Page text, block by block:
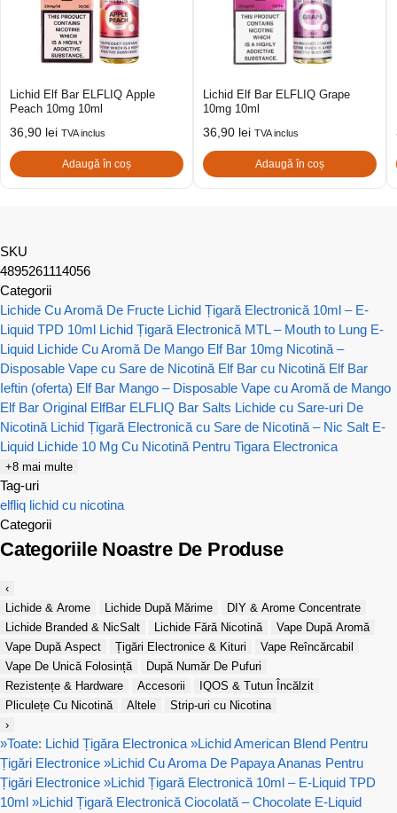
Lichid Elf Bar ELFLIQ Apple
Peach 10mg 10ml
36,90 lei TVA inclus
Adaugă în coș
Lichid Elf Bar ELFLIQ Grape
10mg 10ml
36,90 lei TVA inclus
Adaugă în coș
SKU
4895261114056
Categorii
Lichide Cu Aromă De Fructe Lichid Țigară Electronică 10ml – E-
Liquid TPD 10ml Lichid Țigară Electronică MTL – Mouth to Lung E-
Liquid Lichide Cu Aromă De Mango Elf Bar 10mg Nicotină –
Disposable Vape cu Sare de Nicotină Elf Bar cu Nicotină Elf Bar
Ieftin (oferta) Elf Bar Mango – Disposable Vape cu Aromă de Mango
Elf Bar Original ElfBar ELFLIQ Bar Salts Lichide cu Sare-uri De
Nicotină Lichid Țigară Electronică cu Sare de Nicotină – Nic Salt E-
Liquid Lichide 10 Mg Cu Nicotină Pentru Tigara Electronica
+8 mai multe
Tag-uri
elfliq lichid cu nicotina
Categorii
Categoriile Noastre De Produse
‹
Lichide & Arome
Lichide După Mărime
DIY & Arome Concentrate
Lichide Branded & NicSalt
Lichide Fără Nicotină
Vape După Aromă
Vape După Aspect
Țigări Electronice & Kituri
Vape Reîncărcabil
Vape De Unică Folosință
După Număr De Pufuri
Rezistențe & Hardware
Accesorii
IQOS & Tutun Încălzit
Pliculețe Cu Nicotină
Altele
Strip-uri cu Nicotina
›
»Toate: Lichid Țigăra Electronica »Lichid American Blend Pentru
Țigări Electronice »Lichid Cu Aroma De Papaya Ananas Pentru
Țigări Electronice »Lichid Țigară Electronică 10ml – E-Liquid TPD
10ml »Lichid Țigară Electronică Ciocolată – Chocolate E-Liquid